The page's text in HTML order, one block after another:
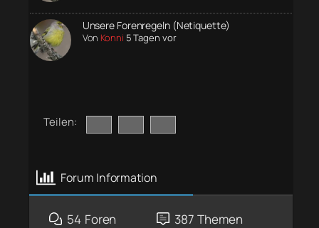
Unsere Forenregeln (Netiquette)
Von Konni 5 Tagen vor
Teilen:
Forum Information
54 Foren 387 Themen